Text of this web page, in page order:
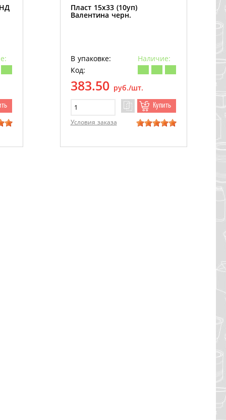
Пласт 15х33 (10уп)
Валентина черн.
В упаковке:
Наличие:
Код:
383.50 руб./шт.
Купить
Условия заказа